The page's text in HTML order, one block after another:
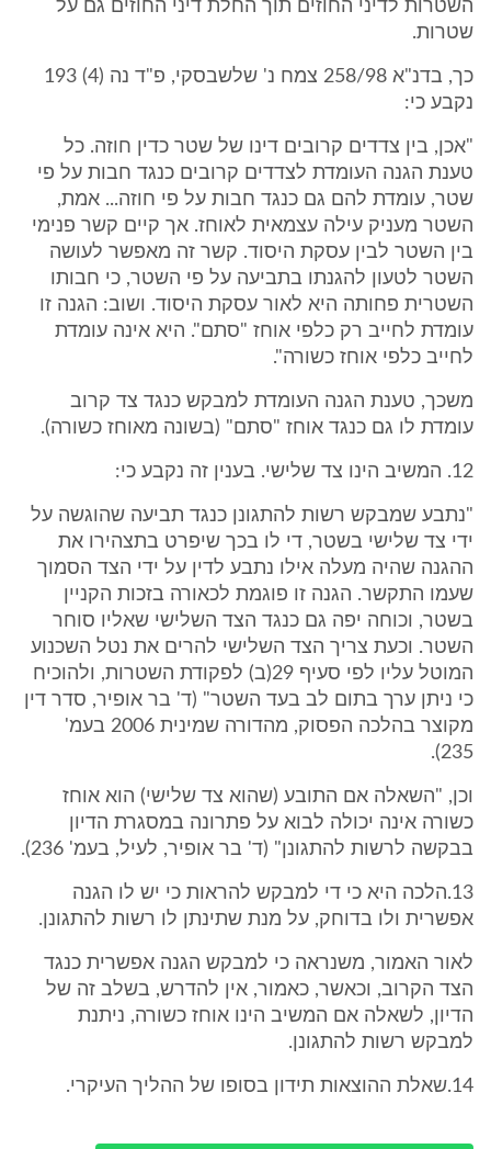
השטרות לדיני החוזים תוך החלת דיני החוזים גם על
שטרות.
כך, בדנ"א 258/98 צמח נ' שלשבסקי, פ"ד נה (4) 193
נקבע כי:
"אכן, בין צדדים קרובים דינו של שטר כדין חוזה. כל
טענת הגנה העומדת לצדדים קרובים כנגד חבות על פי
שטר, עומדת להם גם כנגד חבות על פי חוזה... אמת,
השטר מעניק עילה עצמאית לאוחז. אך קיים קשר פנימי
בין השטר לבין עסקת היסוד. קשר זה מאפשר לעושה
השטר לטעון להגנתו בתביעה על פי השטר, כי חבותו
השטרית פחותה היא לאור עסקת היסוד. ושוב: הגנה זו
עומדת לחייב רק כלפי אוחז "סתם". היא אינה עומדת
לחייב כלפי אוחז כשורה".
משכך, טענת הגנה העומדת למבקש כנגד צד קרוב
עומדת לו גם כנגד אוחז "סתם" (בשונה מאוחז כשורה).
12. המשיב הינו צד שלישי. בענין זה נקבע כי:
"נתבע שמבקש רשות להתגונן כנגד תביעה שהוגשה על
ידי צד שלישי בשטר, די לו בכך שיפרט בתצהירו את
ההגנה שהיה מעלה אילו נתבע לדין על ידי הצד הסמוך
שעמו התקשר. הגנה זו פוגמת לכאורה בזכות הקניין
בשטר, וכוחה יפה גם כנגד הצד השלישי שאליו סוחר
השטר. וכעת צריך הצד השלישי להרים את נטל השכנוע
המוטל עליו לפי סעיף 29(ב) לפקודת השטרות, ולהוכיח
כי ניתן ערך בתום לב בעד השטר" (ד' בר אופיר, סדר דין
מקוצר בהלכה הפסוק, מהדורה שמינית 2006 בעמ'
235).
וכן, "השאלה אם התובע (שהוא צד שלישי) הוא אוחז
כשורה אינה יכולה לבוא על פתרונה במסגרת הדיון
בבקשה לרשות להתגונן" (ד' בר אופיר, לעיל, בעמ' 236).
13.הלכה היא כי די למבקש להראות כי יש לו הגנה
אפשרית ולו בדוחק, על מנת שתינתן לו רשות להתגונן.
לאור האמור, משנראה כי למבקש הגנה אפשרית כנגד
הצד הקרוב, וכאשר, כאמור, אין להדרש, בשלב זה של
הדיון, לשאלה אם המשיב הינו אוחז כשורה, ניתנת
למבקש רשות להתגונן.
14.שאלת ההוצאות תידון בסופו של ההליך העיקרי.